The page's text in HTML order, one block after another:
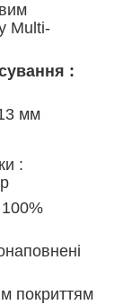
Multi-
:
мм
:
100%
покриттям